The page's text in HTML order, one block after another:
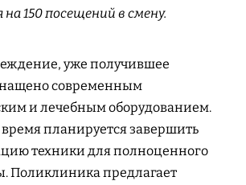
150 посещений в смену.
уже получившее
современным
и лечебным оборудованием.
планируется завершить
техники для полноценного
Поликлиника предлагает